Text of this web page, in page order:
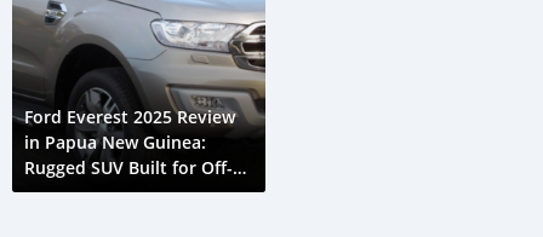
Ford Everest 2025 Review
in Papua New Guinea:
Rugged SUV Built for Off-
Road Challenges